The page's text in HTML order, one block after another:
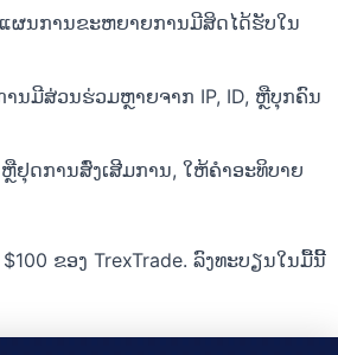
ຜນການຂະຫຍາຍການມີສິດໄດ້ຮັບໃນ
ນມີສ່ວນຮ່ວມຫຼາຍຈາກ IP, ID, ຫຼືບຸກຄົນ
ຢຸດການສົ່ງເສີມການ, ໃຫ້ຄຳອະທິບາຍ
ຂອງ TrexTrade. ລົງທະບຽນໃນມື້ນີ້